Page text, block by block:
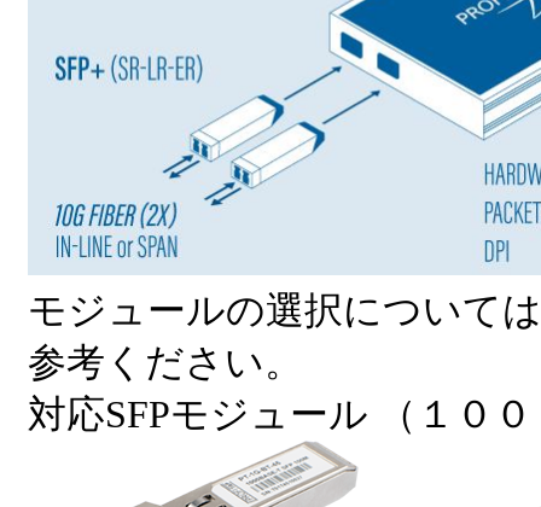
モジュールの選択については
参考ください。
対応SFPモジュール （１０